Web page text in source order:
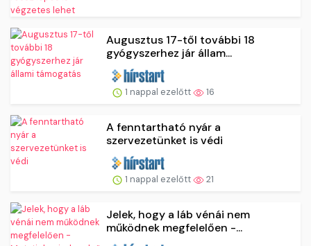
Augusztus 17-től további 18
gyógyszerhez jár állam...
1 nappal ezelőtt 16
A fenntartható nyár a
szervezetünket is védi
1 nappal ezelőtt 21
Jelek, hogy a láb vénái nem
működnek megfelelően -...